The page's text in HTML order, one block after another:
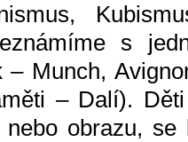
s
– Munch,
– Dalí).
nebo obrazu,